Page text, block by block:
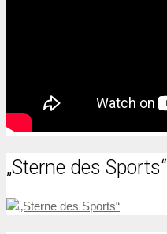
„Sterne des Sports“